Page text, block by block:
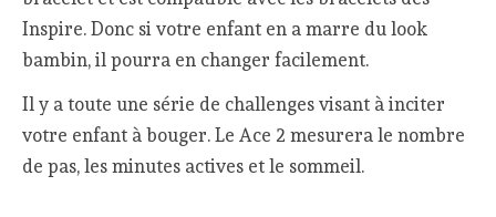
Inspire. Donc si votre enfant en a marre du look
bambin, il pourra en changer facilement.
Il y a toute une série de challenges visant à inciter
votre enfant à bouger. Le Ace 2 mesurera le nombre
de pas, les minutes actives et le sommeil.